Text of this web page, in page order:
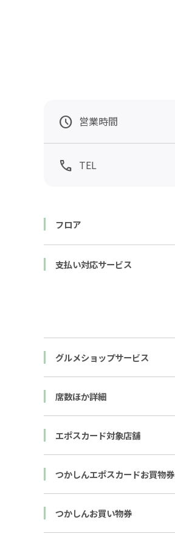
営業時間
TEL
フロア
支払い対応サービス
グルメショップサービス
席数ほか詳細
エポスカード対象店舗
つかしんエポスカードお買物券
つかしんお買い物券